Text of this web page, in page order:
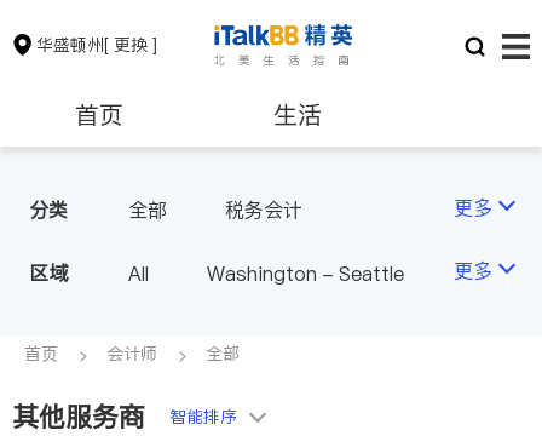
华盛顿州[ 更换 ]
首页 生活
房地产租售 银行贷款
会计师
教育
分类 全部 税务会计 更多
区域 All Washington - Seattle 更多
首页 会计师 全部
其他服务商 智能排序